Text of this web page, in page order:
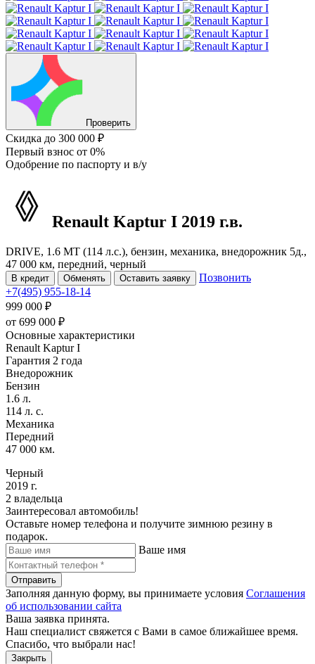
Проверить
Скидка до 300 000 ₽
Первый взнос от 0%
Одобрение по паспорту и в/у
Renault Kaptur I 2019 г.в.
DRIVE, 1.6 MT (114 л.с.), бензин, механика, внедорожник 5д.,
47 000 км, передний, черный
В кредит Обменять Оставить заявку
Позвонить
+7(495) 955-18-14
999 000 ₽
от 699 000 ₽
Основные характеристики
Renault Kaptur I
Гарантия 2 года
Внедорожник
Бензин
1.6 л.
114 л. с.
Механика
Передний
47 000 км.
Черный
2019 г.
2 владельца
Заинтересовал автомобиль!
Оставьте номер телефона и получите зимнюю резину в
подарок.
Ваше имя
Отправить
Заполняя данную форму, вы принимаете условия Соглашения
об использовании сайта
Ваша заявка принята.
Наш специалист свяжется с Вами в самое ближайшее время.
Спасибо, что выбрали нас!
Закрыть